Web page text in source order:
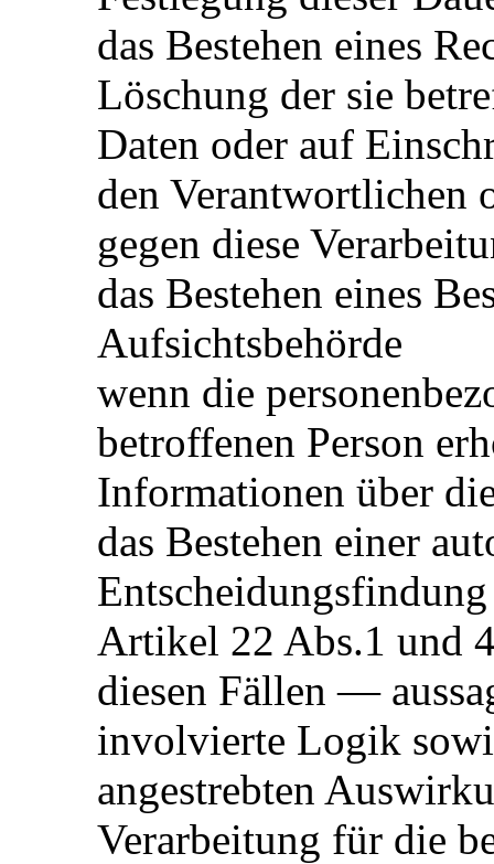
das Bestehen eines
Löschung der sie
Daten oder auf
den Verantwortlichen
gegen diese
das Bestehen eines
Aufsichtsbehörde
wenn die
betroffenen Person
Informationen über
das Bestehen einer
Artikel 22 Abs.1 und
diesen Fällen —
involvierte Logik
angestrebten
Verarbeitung für die